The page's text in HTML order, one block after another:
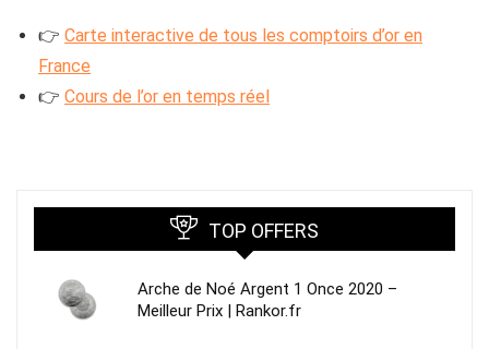
👉 Carte interactive de tous les comptoirs d’or en
France
👉 Cours de l’or en temps réel
TOP OFFERS
Arche de Noé Argent 1 Once 2020 –
Meilleur Prix | Rankor.fr